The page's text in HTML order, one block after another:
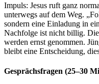
Impuls: Jesus ruft ganz
unterwegs auf dem Weg.
sondern eine Einladung in
Nachfolge ist nicht billig.
werden ernst genommen.
bleibt eine Entscheidung,
Gesprächsfragen (25–30